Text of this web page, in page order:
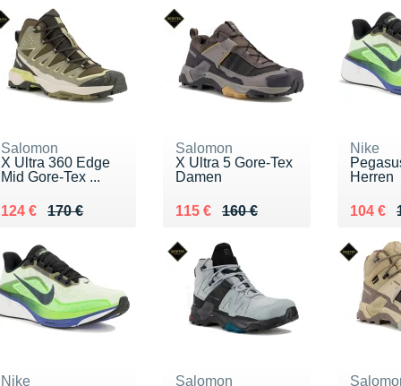
Salomon
X Ultra 360 Edge
Mid Gore-Tex ...
170 €
Au lieu de 170 €
124 €
Vendu 124 €
Salomon
X Ultra 5 Gore-Tex
Damen
160 €
Au lieu de 160 €
115 €
Vendu 115 €
Nike
Herren
Au lieu
104 €
Vendu
Nike
Salomon